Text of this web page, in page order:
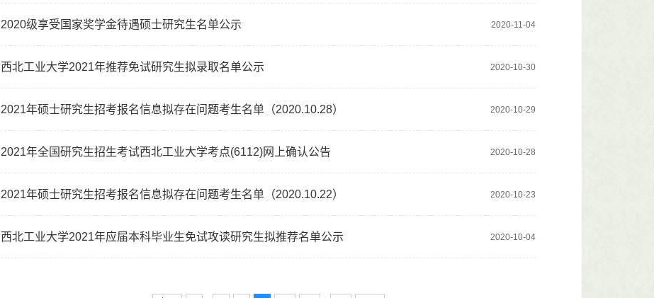
2020-11-04
2020级享受国家奖学金待遇硕士研究生名单公示
2020-10-30
西北工业大学2021年推荐免试研究生拟录取名单公示
2020-10-29
2021年硕士研究生招考报名信息拟存在问题考生名单（2020.10.28）
2020-10-28
2021年全国研究生招生考试西北工业大学考点(6112)网上确认公告
2020-10-23
2021年硕士研究生招考报名信息拟存在问题考生名单（2020.10.22）
2020-10-04
西北工业大学2021年应届本科毕业生免试攻读研究生拟推荐名单公示